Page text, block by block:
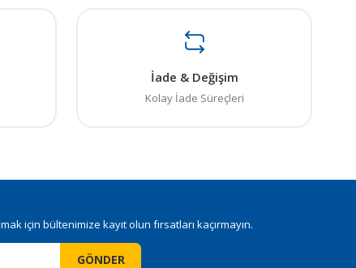
İade & Değişim
Kolay İade Süreçleri
için bültenimize kayıt olun fırsatları kaçırmayın.
GÖNDER